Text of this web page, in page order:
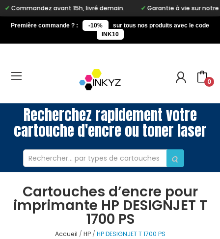
avant 15h, livré demain. Garantie à vie sur notre
Première commande ? : -10%
sur tous nos produits avec le code
INK10
0
Recherchez rapidement votre
cartouche d'encre ou toner laser
Cartouches d’encre pour
imprimante HP DESIGNJET T
1700 PS
Accueil HP HP DESIGNJET T 1700 PS